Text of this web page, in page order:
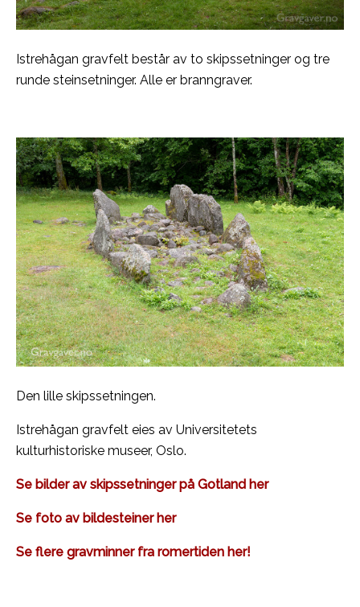
Istrehågan gravfelt består av to skipssetninger og tre
runde steinsetninger. Alle er branngraver.
Den lille skipssetningen.
Istrehågan gravfelt eies av Universitetets
kulturhistoriske museer, Oslo.
Se bilder av skipssetninger på Gotland her
Se foto av bildesteiner her
Se flere gravminner fra romertiden her!